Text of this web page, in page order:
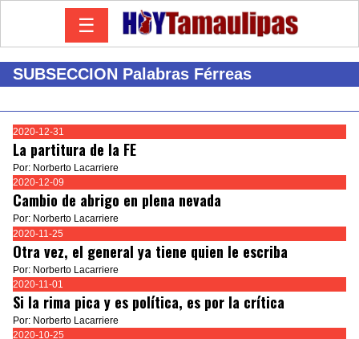
☰
SUBSECCION Palabras Férreas
2020-12-31
La partitura de la FE
Por: Norberto Lacarriere
2020-12-09
Cambio de abrigo en plena nevada
Por: Norberto Lacarriere
2020-11-25
Otra vez, el general ya tiene quien le escriba
Por: Norberto Lacarriere
2020-11-01
Si la rima pica y es política, es por la crítica
Por: Norberto Lacarriere
2020-10-25